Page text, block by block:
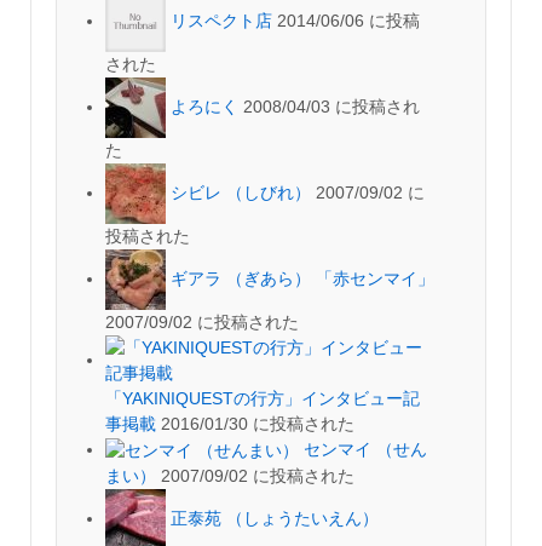
リスペクト店 2014/06/06 に投稿
された
よろにく 2008/04/03 に投稿され
た
シビレ （しびれ） 2007/09/02 に
投稿された
ギアラ （ぎあら） 「赤センマイ」
2007/09/02 に投稿された
「YAKINIQUESTの行方」インタビュー記
事掲載 2016/01/30 に投稿された
センマイ （せん
まい）
2007/09/02 に投稿された
正泰苑 （しょうたいえん）